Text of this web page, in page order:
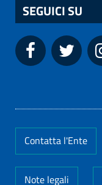
SEGUICI SU
Contatta l'Ente
Note legali